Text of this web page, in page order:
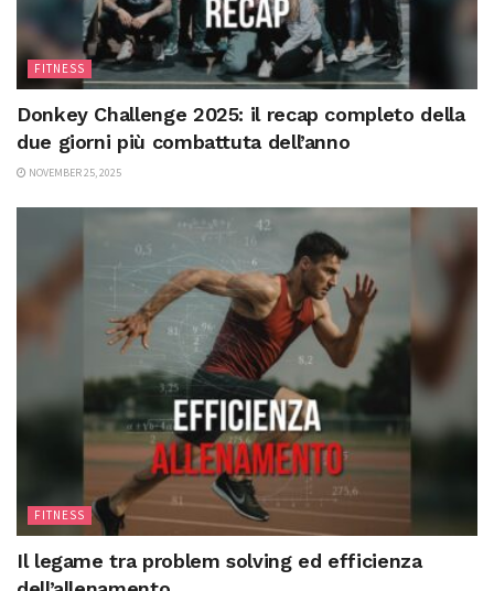
FITNESS
Donkey Challenge 2025: il recap completo della
due giorni più combattuta dell’anno
NOVEMBER 25, 2025
FITNESS
Il legame tra problem solving ed efficienza